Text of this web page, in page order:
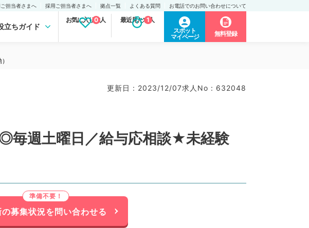
担当者さまへ 採用ご担当者さまへ 拠点一覧 よくある質問 お電話でのお問い合わせについて
立ちガイド
お気に入り求人
0 最近見た求人
1
スポット
マイページ
無料登録
更新日 : 2023/12/07求人No : 632048
◎毎週土曜日／給与応相談★未経験
募集状況を問い合わせる